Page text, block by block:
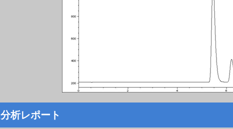
分析レポート